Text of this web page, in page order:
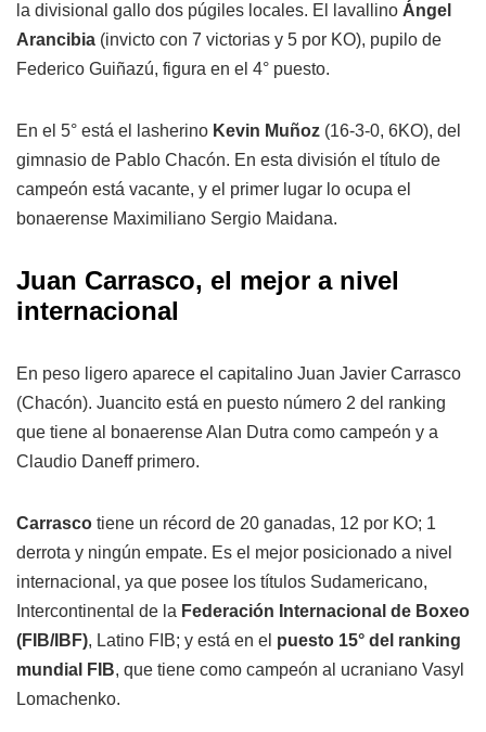
la divisional gallo dos púgiles locales. El lavallino Ángel
Arancibia (invicto con 7 victorias y 5 por KO), pupilo de
Federico Guiñazú, figura en el 4° puesto.
En el 5° está el lasherino Kevin Muñoz (16-3-0, 6KO), del
gimnasio de Pablo Chacón. En esta división el título de
campeón está vacante, y el primer lugar lo ocupa el
bonaerense Maximiliano Sergio Maidana.
Juan Carrasco, el mejor a nivel
internacional
En peso ligero aparece el capitalino Juan Javier Carrasco
(Chacón). Juancito está en puesto número 2 del ranking
que tiene al bonaerense Alan Dutra como campeón y a
Claudio Daneff primero.
Carrasco tiene un récord de 20 ganadas, 12 por KO; 1
derrota y ningún empate. Es el mejor posicionado a nivel
internacional, ya que posee los títulos Sudamericano,
Intercontinental de la Federación Internacional de Boxeo
(FIB/IBF), Latino FIB; y está en el puesto 15° del ranking
mundial FIB, que tiene como campeón al ucraniano Vasyl
Lomachenko.